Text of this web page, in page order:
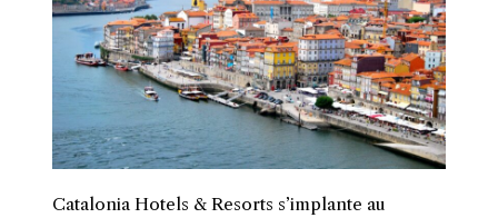
Catalonia Hotels & Resorts s’implante au